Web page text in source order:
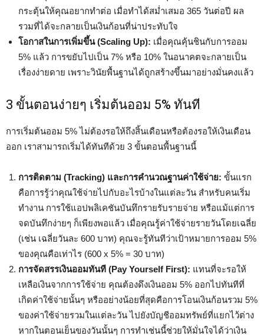
กระตุ้นให้คุณอยากทำต่อ เมื่อทำได้สม่ำเสมอ 365 วันต่อปี ผล
รวมที่ได้จะกลายเป็นเงินก้อนที่น่าประทับใจ
โอกาสในการเพิ่มขึ้น (Scaling Up): เมื่อคุณคุ้นชินกับการออม
5% แล้ว การขยับไปเป็น 7% หรือ 10% ในอนาคตจะกลายเป็น
เรื่องง่ายดาย เพราะวินัยพื้นฐานได้ถูกสร้างขึ้นมาอย่างมั่นคงแล้ว
3 ขั้นตอนง่ายๆ เริ่มต้นออม 5% ทันที
การเริ่มต้นออม 5% ไม่ต้องรอให้ถึงสิ้นเดือนหรือต้องรอให้เงินเดือน
ออก เราสามารถเริ่มได้ทันทีด้วย 3 ขั้นตอนพื้นฐานนี้
การติดตาม (Tracking) และการคำนวณฐานค่าใช้จ่าย: ขั้นแรก
คือการรู้ว่าคุณใช้จ่ายไปกับอะไรบ้างในแต่ละวัน สำหรับคนเริ่ม
ทำงาน การใช้แอปพลิเคชันบันทึกรายรับรายจ่าย หรือแม้แต่การ
จดบันทึกง่ายๆ ก็เพียงพอแล้ว เมื่อคุณรู้ค่าใช้จ่ายรายวันโดยเฉลี่ย
(เช่น เฉลี่ยวันละ 600 บาท) คุณจะรู้ทันทีว่าเป้าหมายการออม 5%
ของคุณคือเท่าไร (600 x 5% = 30 บาท)
การจัดสรรเงินออมทันที (Pay Yourself First): แทนที่จะรอให้
เหลือเงินจากการใช้จ่าย คุณต้องดึงเงินออม 5% ออกไปทันทีที่
เกิดค่าใช้จ่ายนั้นๆ หรืออย่างน้อยที่สุดคือการโอนเงินก้อนรวม 5%
ของค่าใช้จ่ายรวมในแต่ละวัน ไปยังบัญชีออมทรัพย์ที่แยกไว้ต่าง
หากในตอนเย็นของวันนั้นๆ การทำเช่นนี้ช่วยให้มั่นใจได้ว่าเงิน